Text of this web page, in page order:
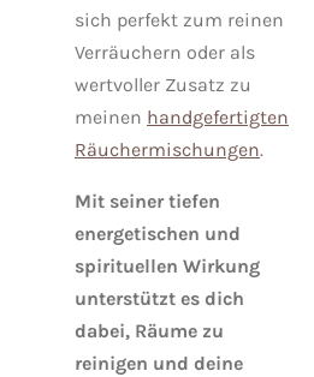
sich perfekt zum reinen
Verräuchern oder als
wertvoller Zusatz zu
meinen handgefertigten
Räuchermischungen.
Mit seiner tiefen
energetischen und
spirituellen Wirkung
unterstützt es dich
dabei, Räume zu
reinigen und deine